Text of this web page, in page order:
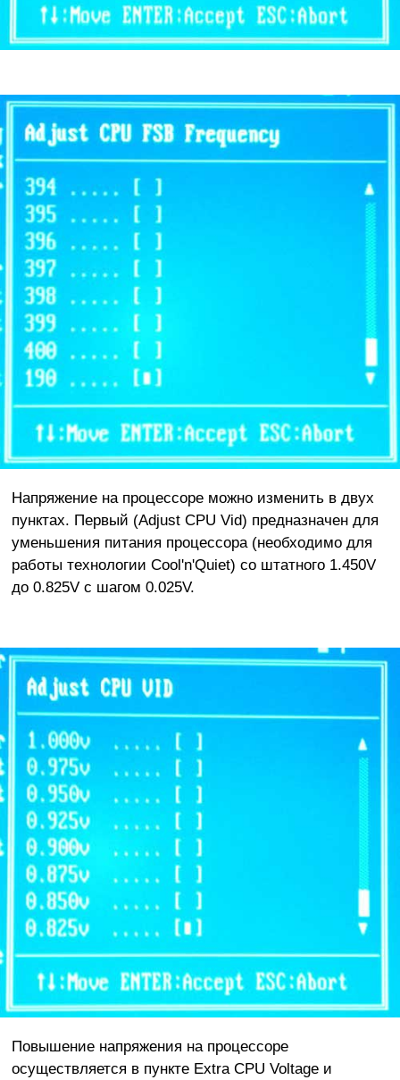
Напряжение на процессоре можно изменить в двух
пунктах. Первый (Adjust CPU Vid) предназначен для
уменьшения питания процессора (необходимо для
работы технологии Cool'n'Quiet) со штатного 1.450V
до 0.825V с шагом 0.025V.
Повышение напряжения на процессоре
осуществляется в пункте Extra CPU Voltage и